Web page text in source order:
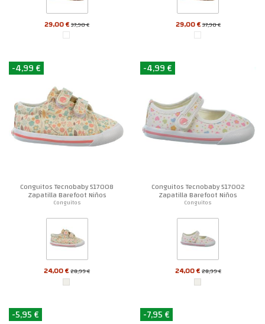
29,00 €37,90 € 29,00 €37,90 €
-4,99 €
Conguitos Tecnobaby 517008
Zapatilla Barefoot Niños
Conguitos
24,00 €28,99 €
-4,99 €
Conguitos Tecnobaby 517002
Zapatilla Barefoot Niños
Conguitos
24,00 €28,99 €
-5,95 € -7,95 €